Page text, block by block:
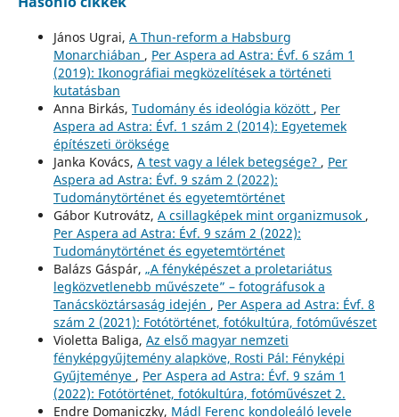
János Ugrai, A Thun-reform a Habsburg
Monarchiában , Per Aspera ad Astra: Évf. 6 szám 1
(2019): Ikonográfiai megközelítések a történeti
kutatásban
Anna Birkás, Tudomány és ideológia között , Per
Aspera ad Astra: Évf. 1 szám 2 (2014): Egyetemek
építészeti öröksége
Janka Kovács, A test vagy a lélek betegsége? , Per
Aspera ad Astra: Évf. 9 szám 2 (2022):
Tudománytörténet és egyetemtörténet
Gábor Kutrovátz, A csillagképek mint organizmusok ,
Per Aspera ad Astra: Évf. 9 szám 2 (2022):
Tudománytörténet és egyetemtörténet
Balázs Gáspár, „A fényképészet a proletariátus
legközvetlenebb művészete” – fotográfusok a
Tanácsköztársaság idején , Per Aspera ad Astra: Évf. 8
szám 2 (2021): Fotótörténet, fotókultúra, fotóművészet
Violetta Baliga, Az első magyar nemzeti
fényképgyűjtemény alapköve, Rosti Pál: Fényképi
Gyűjteménye , Per Aspera ad Astra: Évf. 9 szám 1
(2022): Fotótörténet, fotókultúra, fotóművészet 2.
Endre Domaniczky, Mádl Ferenc kondoleáló levele